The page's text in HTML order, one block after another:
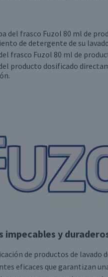
del frasco Fuzol 80 ml de
de detergente de su
frasco Fuzol 80 ml de
producto dosificado
impecables y
de productos de lavado
eficaces que garantizan